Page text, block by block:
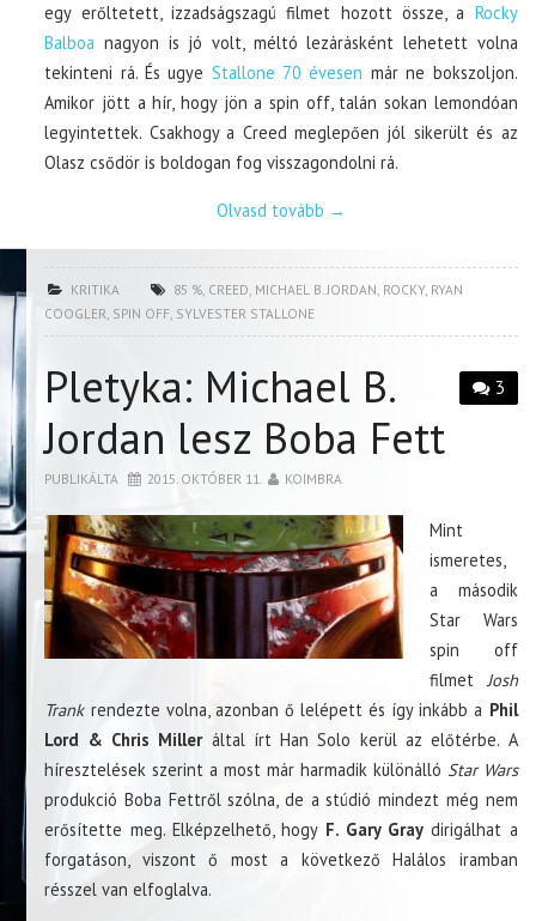
egy erőltetett, izzadságszagú filmet hozott össze, a Rocky
Balboa nagyon is jó volt, méltó lezárásként lehetett volna
tekinteni rá. És ugye Stallone 70 évesen már ne bokszoljon.
Amikor jött a hír, hogy jön a spin off, talán sokan lemondóan
legyintettek. Csakhogy a Creed meglepően jól sikerült és az
Olasz csődör is boldogan fog visszagondolni rá.
Olvasd tovább →
KRITIKA 85 %, CREED, MICHAEL B. JORDAN, ROCKY, RYAN
COOGLER, SPIN OFF, SYLVESTER STALLONE
3
Pletyka: Michael B.
Jordan lesz Boba Fett
PUBLIKÁLTA 2015. OKTÓBER 11. KOIMBRA
Mint
ismeretes,
a második
Star Wars
spin off
filmetJosh
Trankrendezte volna, azonban ő lelépett és így inkább a Phil
Lord & Chris Milleráltal írt Han Solo kerül az előtérbe. A
híresztelések szerint a most már harmadik különálló Star Wars
produkció Boba Fettről szólna, de a stúdió mindezt még nem
erősítette meg. Elképzelhető, hogyF. Gary Gray dirigálhat a
forgatáson, viszont ő most a következő Halálos iramban
résszel van elfoglalva.